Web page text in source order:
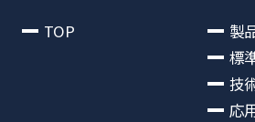
TOP
製
標
技
応